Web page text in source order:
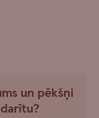
un pēkšņi